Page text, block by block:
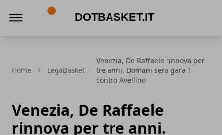
Home LegaBasket
Venezia, De Raffaele rinnova per
tre anni. Domani sera gara 1
contro Avellino
Venezia, De Raffaele
rinnova per tre anni.